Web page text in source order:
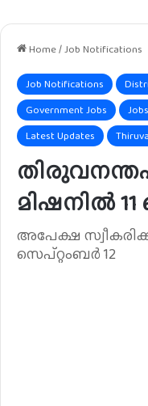
Home/Job Notifications
Job Notifications
Government Jobs
Latest Updates
മിഷനിൽ 11
അപേക്ഷ
സെപ്റ്റംബർ 12